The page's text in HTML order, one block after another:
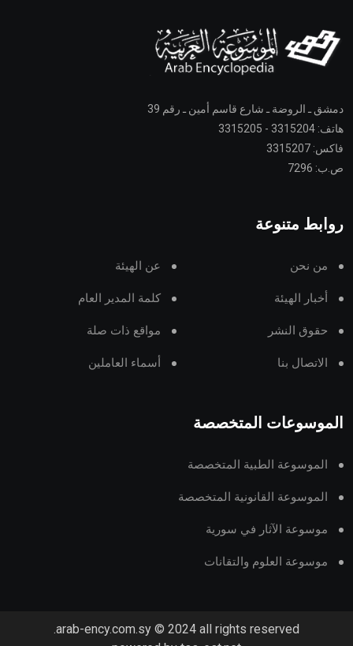
دمشق ـ الروضة ـ شارع قاسم أمين ـ رقم 39
هاتف: 3315204 - 3315205
فاكس: 3315207
ص.ب: 7296
روابط متنوعة
من نحن عن الهيئة
أخبار الهيئة كلمة المدير العام
حقوق النشر مواقع ذات صلة
الاتصال بنا أسماء العاملين
الموسوعات المتخصصة
الموسوعة الطبية المتخصصة
الموسوعة القانونية المتخصصة
موسوعة الآثار في سورية
موسوعة العلوم والتقانات
arab-ency.com.sy © 2024 all rights reserved.